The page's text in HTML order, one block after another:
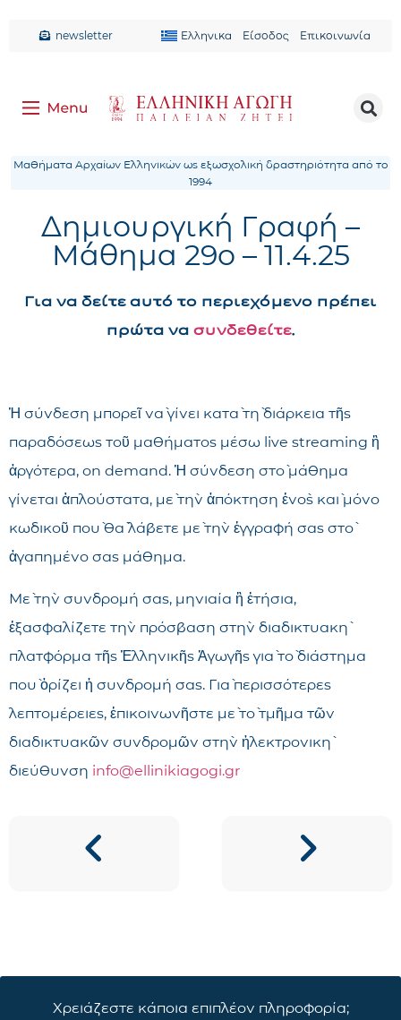
newsletter Ελληνικα Είσοδος Επικοινωνία
Μαθήματα Αρχαίων Ελληνικών ως εξωσχολική δραστηριότητα από το
1994
Δημιουργική Γραφή –
Μάθημα 29ο – 11.4.25
Για να δείτε αυτό το περιεχόμενο πρέπει
πρώτα να συνδεθείτε.
Ἡ σύνδεση μπορεῖ νὰ γίνει κατὰ τὴ διάρκεια τῆς
παραδόσεως τοῦ μαθήματος μέσω live streaming ἢ
ἀργότερα, on demand. Ἡ σύνδεση στὸ μάθημα
γίνεται ἁπλούστατα, μὲ τὴν ἀπόκτηση ἑνὸς καὶ μόνο
κωδικοῦ ποὺ θὰ λάβετε μὲ τὴν ἐγγραφή σας στὸ
ἀγαπημένο σας μάθημα.
Μὲ τὴν συνδρομή σας, μηνιαία ἢ ἐτήσια,
ἐξασφαλίζετε τὴν πρόσβαση στὴν διαδικτυακὴ
πλατφόρμα τῆς Ἑλληνικῆς Ἀγωγῆς γιὰ τὸ διάστημα
ποὺ ὁρίζει ἡ συνδρομή σας. Γιὰ περισσότερες
λεπτομέρειες, ἐπικοινωνῆστε μὲ τὸ τμῆμα τῶν
διαδικτυακῶν συνδρομῶν στὴν ἠλεκτρονικὴ
διεύθυνση info@ellinikiagogi.gr
Χρειάζεστε κάποια επιπλέον πληροφορία;